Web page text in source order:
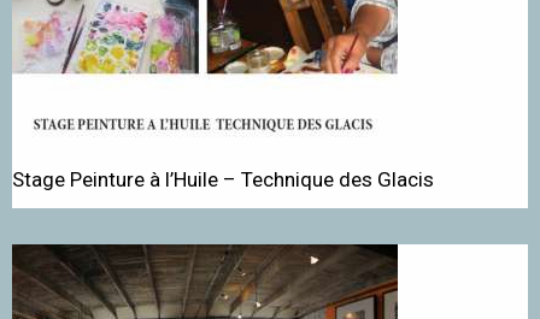
Stage Peinture à l’Huile – Technique des Glacis